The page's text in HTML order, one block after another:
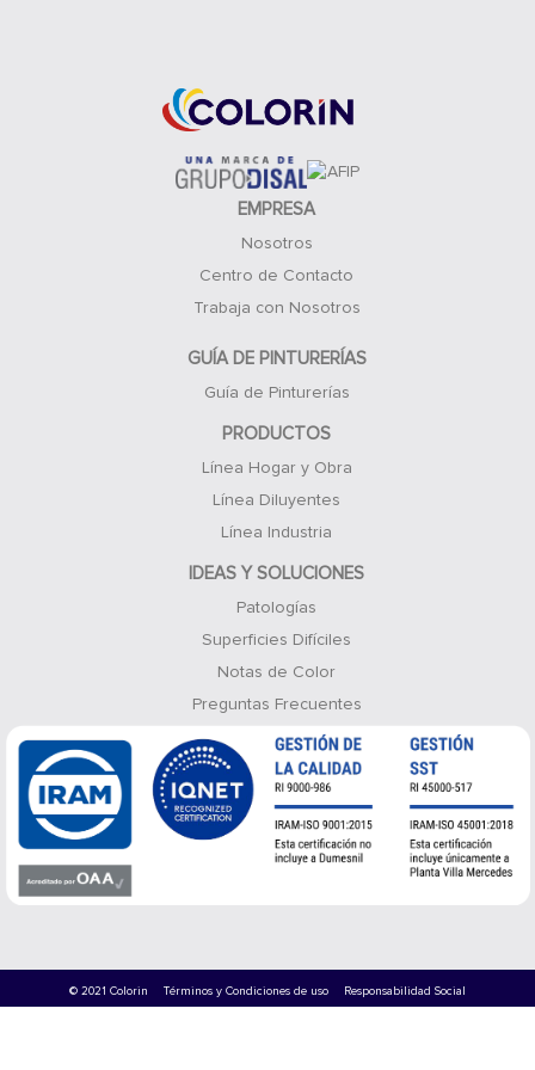
EMPRESA
Nosotros
Centro de Contacto
Trabaja con Nosotros
GUÍA DE PINTURERÍAS
Guía de Pinturerías
PRODUCTOS
Línea Hogar y Obra
Línea Diluyentes
Línea Industria
IDEAS Y SOLUCIONES
Patologías
Superficies Difíciles
Notas de Color
Preguntas Frecuentes
© 2021 Colorin Términos y Condiciones de uso Responsabilidad Social